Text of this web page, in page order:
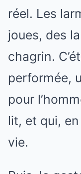
réel. Les
joues, des
chagrin.
performée,
pour
lit, et qui,
vie.